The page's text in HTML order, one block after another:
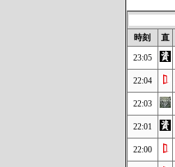
時刻
直
23:05
22:04
22:03
22:01
22:00